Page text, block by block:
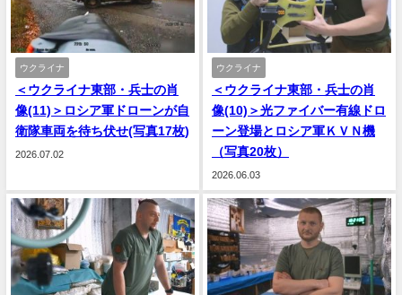
ウクライナ
＜ウクライナ東部・兵士の肖
像(11)＞ロシア軍ドローンが自
衛隊車両を待ち伏せ(写真17枚)
2026.07.02
ウクライナ
＜ウクライナ東部・兵士の肖
像(10)＞光ファイバー有線ドロ
ーン登場とロシア軍ＫＶＮ機
（写真20枚）
2026.06.03